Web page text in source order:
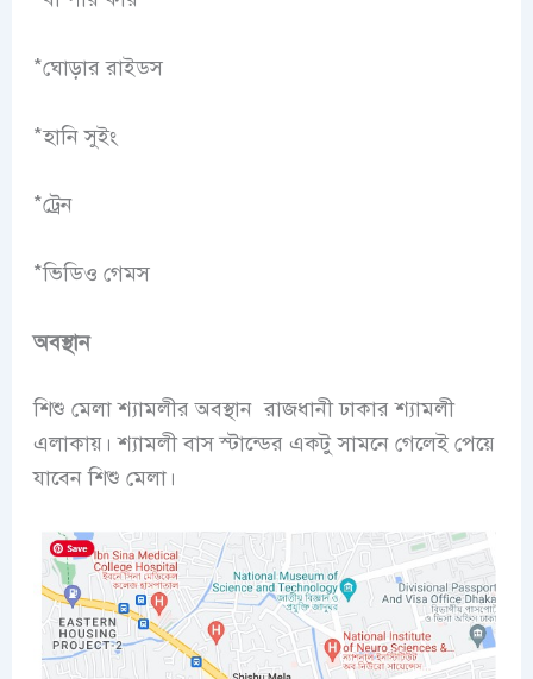
*ঘোড়ার রাইডস
*হানি সুইং
*ট্রেন
*ভিডিও গেমস
অবস্থান
শিশু মেলা শ্যামলীর অবস্থান রাজধানী ঢাকার শ্যামলী
এলাকায়। শ্যামলী বাস স্টান্ডের একটু সামনে গেলেই পেয়ে
যাবেন শিশু মেলা।